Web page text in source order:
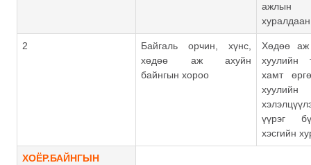
ажлын
хуралдаан
2
Байгаль орчин, хүнс,
хөдөө аж ахуйн
байнгын хороо
Хөдөө аж
хуулийн
хамт
хуулийн
үүрэг
хэсгийн
ХОЁР.БАЙНГЫН